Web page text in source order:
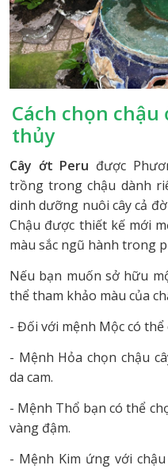
Cách chọn
thủy
Cây ớt Peru được
trồng trong chậu dành
dinh dưỡng nuôi cây cả
Chậu được thiết kế mới
màu sắc ngũ hành trong
Nếu bạn muốn sở hữu
thể tham khảo màu của
- Đối với mệnh Mộc có thể
- Mệnh Hỏa chọn chậu
da cam.
- Mệnh Thổ bạn có thể
vàng đậm.
- Mệnh Kim ứng với